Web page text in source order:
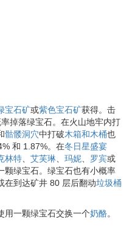
宝石矿或紫色宝石矿获得。击
掉落绿宝石。在火山地牢内打
骷髅洞穴中打破木箱和木桶也
和 1.87%。在冬日星盛宴
林特 艾芙琳 玛妮 罗宾或
颗绿宝石。绿宝石也有小概率
在到达矿井 80 层后翻动垃圾桶
用一颗绿宝石交换一个奶酪。